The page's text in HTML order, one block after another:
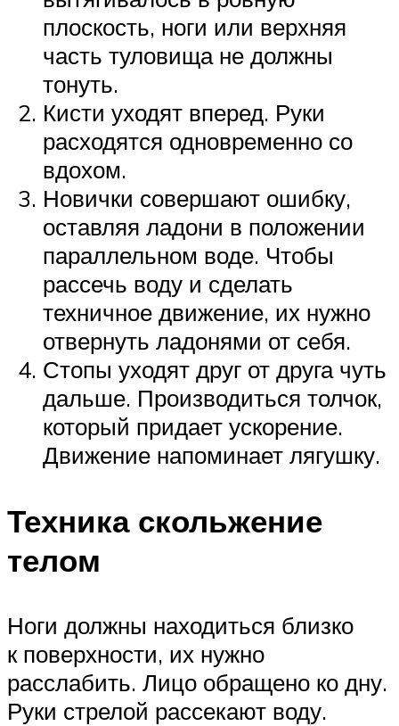
плоскость, ноги или верхняя
часть туловища не должны
тонуть.
Кисти уходят вперед. Руки
расходятся одновременно со
вдохом.
Новички совершают ошибку,
оставляя ладони в положении
параллельном воде. Чтобы
рассечь воду и сделать
техничное движение, их нужно
отвернуть ладонями от себя.
Стопы уходят друг от друга чуть
дальше. Производиться толчок,
который придает ускорение.
Движение напоминает лягушку.
Техника скольжение
телом
Ноги должны находиться близко
к поверхности, их нужно
расслабить. Лицо обращено ко дну.
Руки стрелой рассекают воду.